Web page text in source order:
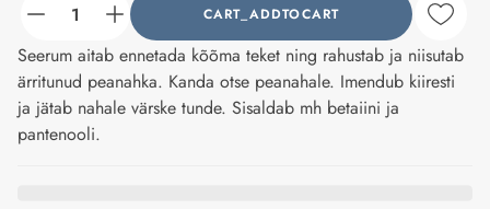
counter_current CART_ADDTOCART
Seerum aitab ennetada kõõma teket ning rahustab ja niisutab
ärritunud peanahka. Kanda otse peanahale. Imendub kiiresti
ja jätab nahale värske tunde. Sisaldab mh betaiini ja
pantenooli.